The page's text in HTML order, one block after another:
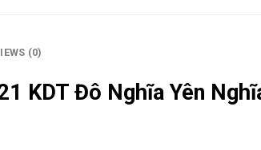
(0)
KDT Đô Nghĩa Yên